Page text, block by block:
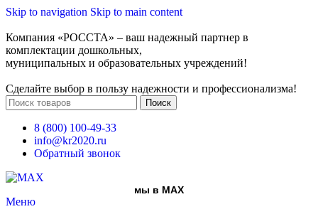
Skip to navigation Skip to main content
Компания «РОССТА» – ваш надежный партнер в
комплектации дошкольных,
муниципальных и образовательных учреждений!
Сделайте выбор в пользу надежности и профессионализма!
Поиск
8 (800) 100-49-33
info@kr2020.ru
Обратный звонок
мы в MAX
Меню